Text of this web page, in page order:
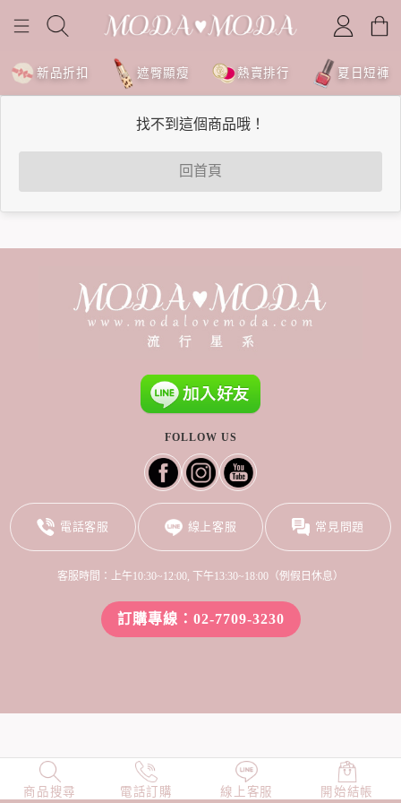
新品折扣 遮臀顯瘦 熱賣排行 夏日短褲
找不到這個商品哦！
回首頁
商品搜尋 電話訂購 線上客服 開始結帳
NEW 店長精選 TOP100 小編穿搭
FOLLOW US
電話客服 線上客服 常見問題
客服時間：上午10:30~12:00, 下午13:30~18:00（例假日休息）
訂購專線：02-7709-3230